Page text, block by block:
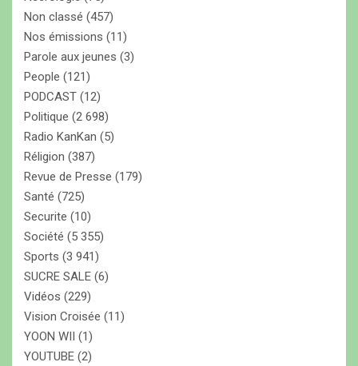
Non classé (457)
Nos émissions (11)
Parole aux jeunes (3)
People (121)
PODCAST (12)
Politique (2 698)
Radio KanKan (5)
Réligion (387)
Revue de Presse (179)
Santé (725)
Securite (10)
Société (5 355)
Sports (3 941)
SUCRE SALE (6)
Vidéos (229)
Vision Croisée (11)
YOON WII
(1)
YOUTUBE (2)